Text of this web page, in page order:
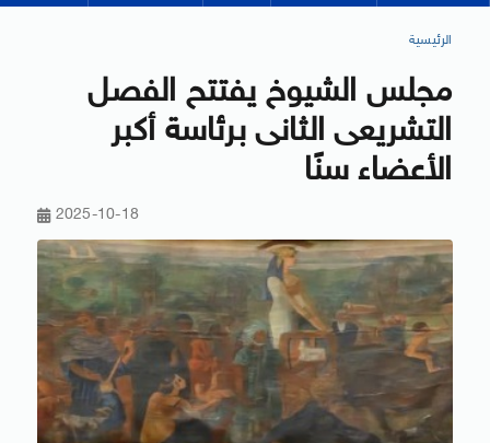
الرئيسية
مجلس الشيوخ يفتتح الفصل
التشريعى الثانى برئاسة أكبر
الأعضاء سنًا
2025-10-18